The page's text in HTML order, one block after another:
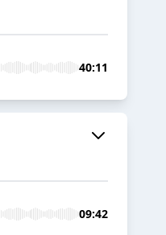
40:11
09:42